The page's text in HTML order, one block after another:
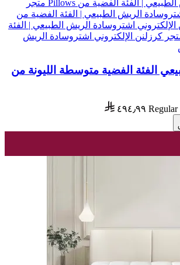
الفئة الفضية متوسطة الليونة من
Regular ٤٩٤٫٩٩